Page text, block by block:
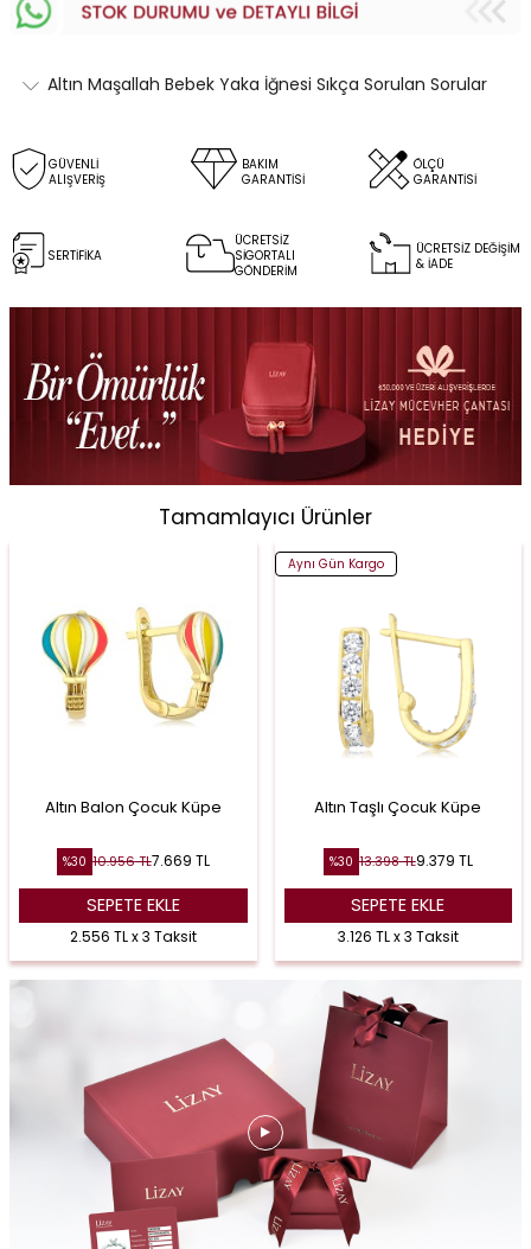
Altın Maşallah Bebek Yaka İğnesi Sıkça Sorulan Sorular
GÜVENLİ
ALIŞVERİŞ
BAKIM
GARANTİSİ
ÖLÇÜ
GARANTİSİ
SERTİFİKA
ÜCRETSİZ
SİGORTALI
GÖNDERİM
ÜCRETSİZ DEĞİŞİM
& İADE
Tamamlayıcı Ürünler
Altın Balon Çocuk Küpe
%30 10.956TL7.669 TL
SEPETE EKLE
2.556 TL x 3 Taksit
Aynı Gün Kargo
Altın Taşlı Çocuk Küpe
%30 13.398TL9.379 TL
SEPETE EKLE
3.126 TL x 3 Taksit